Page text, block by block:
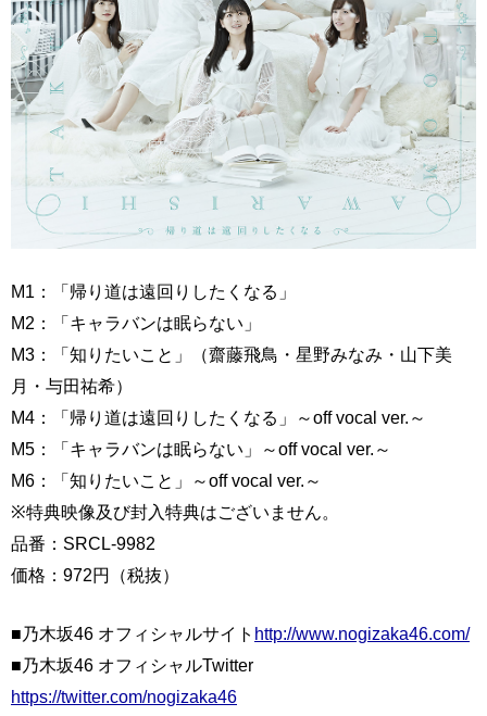
M1：「帰り道は遠回りしたくなる」
M2：「キャラバンは眠らない」
M3：「知りたいこと」（齋藤飛鳥・星野みなみ・山下美
月・与田祐希）
M4：「帰り道は遠回りしたくなる」～off vocal ver.～
M5：「キャラバンは眠らない」～off vocal ver.～
M6：「知りたいこと」～off vocal ver.～
※特典映像及び封入特典はございません。
品番：SRCL-9982
価格：972円（税抜）
■乃木坂46 オフィシャルサイト http://www.nogizaka46.com/
■乃木坂46 オフィシャルTwitter
https://twitter.com/nogizaka46